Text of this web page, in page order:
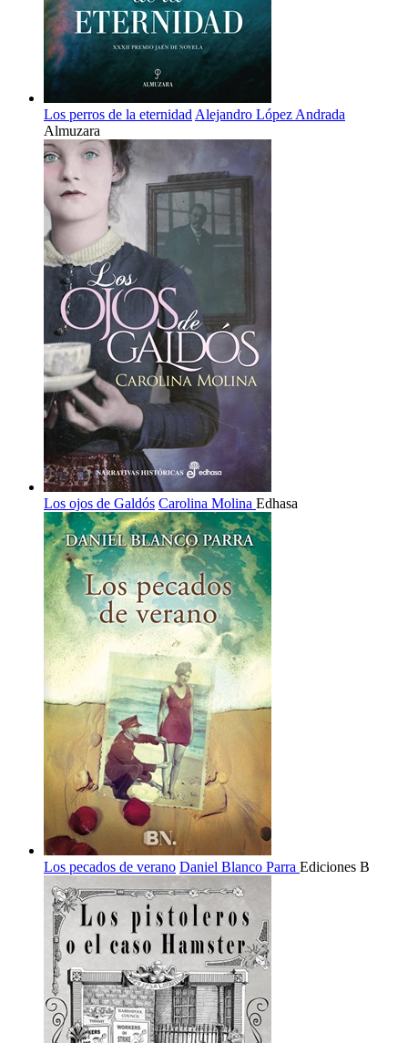
Los perros de la eternidad Alejandro López Andrada
Almuzara
Los ojos de Galdós Carolina Molina Edhasa
Los pecados de verano Daniel Blanco Parra Ediciones B